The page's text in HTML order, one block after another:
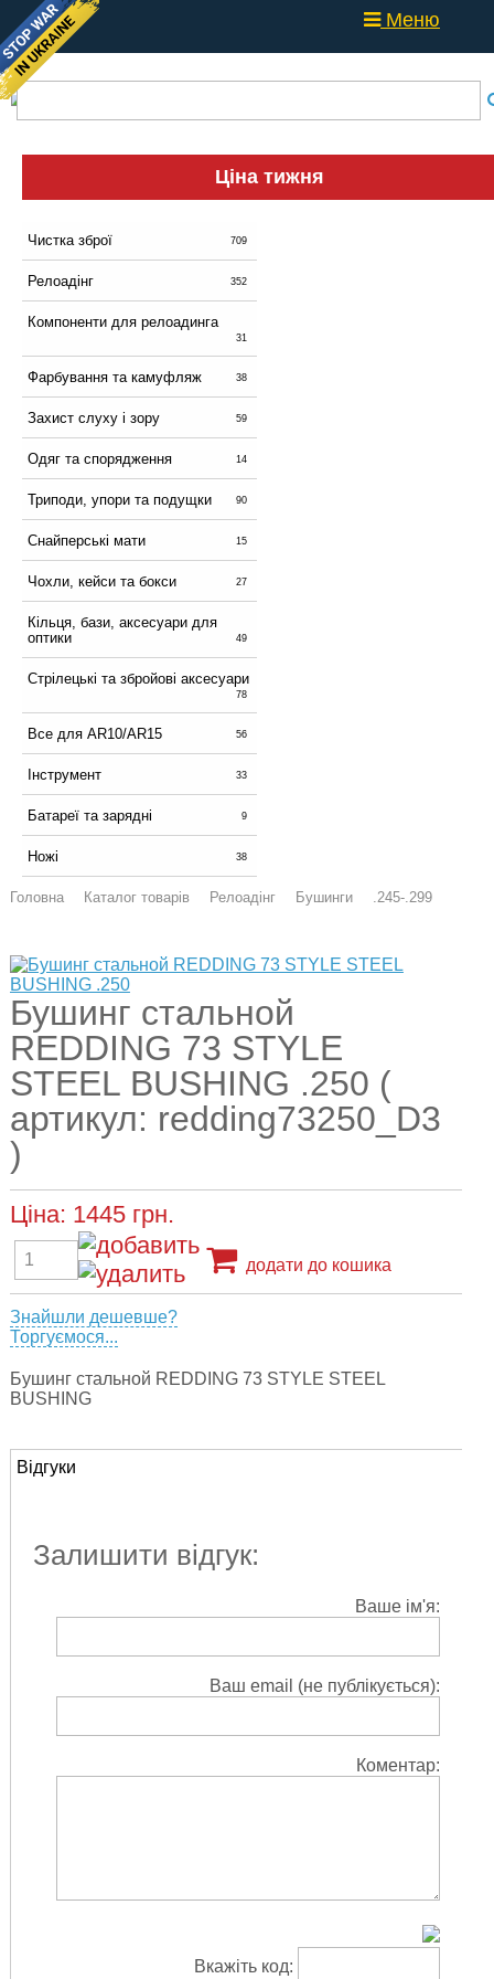
Меню
Ціна тижня
Чистка зброї 709
Релоадінг 352
Компоненти для релоадинга
31
Фарбування та камуфляж 38
Захист слуху і зору 59
Одяг та спорядження 14
Триподи, упори та подущки 90
Снайперські мати 15
Чохли, кейси та бокси 27
Кільця, бази, аксесуари для
оптики
49
Стрілецькі та збройові аксесуари
78
Все для AR10/AR15 56
Інструмент 33
Батареї та зарядні 9
Ножі 38
Головна Каталог товарів Релоадінг Бушинги .245-.299
Бушинг стальной
REDDING 73 STYLE
STEEL BUSHING .250 (
артикул: redding73250_D3
)
Ціна: 1445 грн.
додати до кошика
Знайшли дешевше?
Торгуємося...
Бушинг стальной REDDING 73 STYLE STEEL
BUSHING
Відгуки
Залишити відгук:
Ваше ім'я:
Ваш email (не публікується):
Коментар:
Вкажіть код: